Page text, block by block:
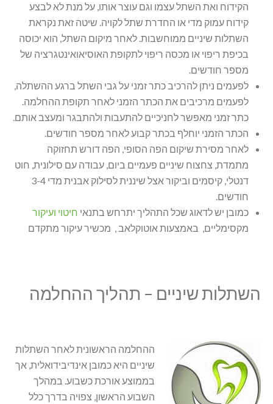
הקידוח ואת השתל עצמו וגם עוצר אותו, על מנת לא לבצע
קידוח עמוק מדי או החדרת שתל לקויה. שיטה זאת נקראת
השתלות שיניים ממוחשבות. לאחר מיקום השתל, הוא יכוסה
בכיפת ריפוי או מכסה ריפוי לתקופת האוסיאואינטגרציה של
מספר חודשים.
לפעמים ניתן להרכיב כתר זמני על גבי השתל ברגע ההשתלה,
לפעמים מרכיבים את הכתר הזמני לאחר תקופת ההחלמה.
כתר זמני מאפשר לחניכיים להתעבות ולהתבגר ומעצב אותם.
הכתר הזמני יוחלף בכתר קבוע לאחר מספר חודשים.
לאחר מסירת שיקום הפה הסופי, הפה דורש תחזוקה
מתמדת, צחצוח שיניים פעמיים ביום, עבודה עם סילונית, חוט
דנטלי, קיסמים וביקור אצל שיננית לסילוק אבנית מדי 3-4
חודשים.
כמובן יש לדאוג שכל התהליך יתרחש בתנאי חיטוי ועיקור
מקסימליים, באמצעות אוטוקלאב , מכשיר עיקור מתקדם
השתלות שיניים – תהליך ההחלמה
ההחלמה הראשונית לאחר השתלות
שיניים היא כמובן אינדיבידואלית, אך
בממוצע אורכת כשבוע. במהלך
השבוע הראשון, צפויה בדרך כלל